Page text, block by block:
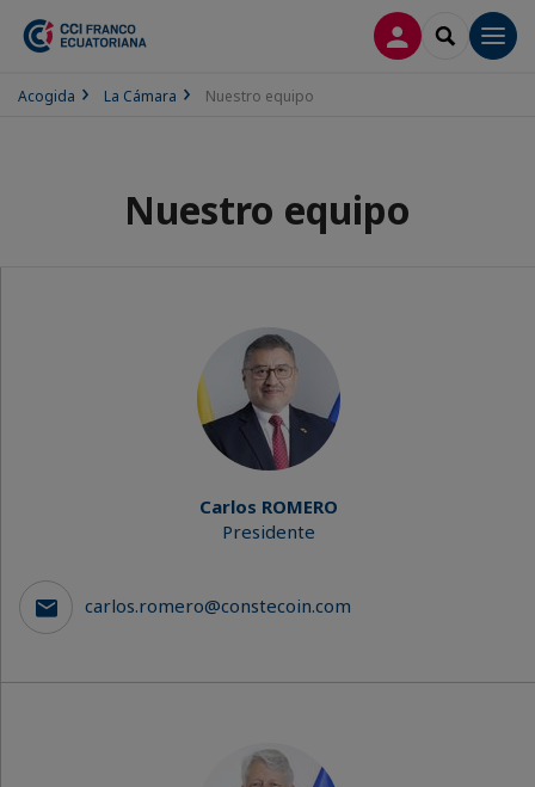
CONECTARSE
SEARCH
Acogida La Cámara Nuestro equipo
Nuestro equipo
Carlos ROMERO
Presidente
carlos.romero@constecoin.com